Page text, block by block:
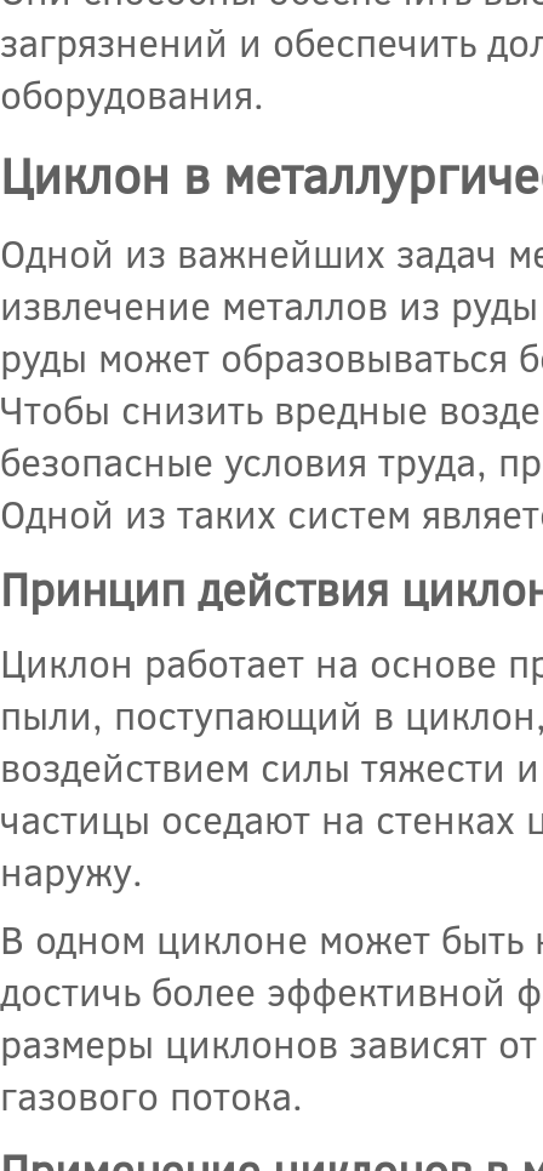
загрязнений и обеспечить
оборудования.
Циклон в
Одной из важнейших задач
извлечение металлов из
руды может образовываться
Чтобы снизить вредные
безопасные условия труда,
Одной из таких систем
Принцип действия
Циклон работает на основе
пыли, поступающий в
воздействием силы тяжести
частицы оседают на
наружу.
В одном циклоне может быть
достичь более эффективной
размеры циклонов зависят
газового потока.